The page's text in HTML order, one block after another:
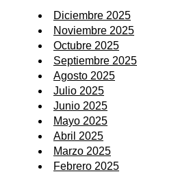
Diciembre 2025
Noviembre 2025
Octubre 2025
Septiembre 2025
Agosto 2025
Julio 2025
Junio 2025
Mayo 2025
Abril 2025
Marzo 2025
Febrero 2025